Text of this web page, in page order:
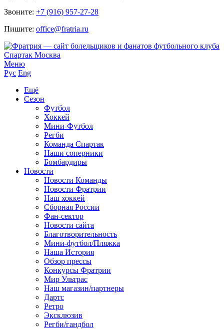
Звоните: +7 (916) 957-27-28
Пишите: office@fratria.ru
Меню
Рус Eng
Ещё
Сезон
Футбол
Хоккей
Мини-Футбол
Регби
Команда Спартак
Наши соперники
Бомбардиры
Новости
Новости Команды
Новости Фратрии
Наш хоккей
Сборная России
Фан-cектор
Новости сайта
Благотворительность
Мини-футбол/Пляжка
Наша История
Обзор прессы
Конкурсы Фратрии
Мир Ультрас
Наш магазин/партнеры
Дартс
Ретро
Эксклюзив
Регби/гандбол